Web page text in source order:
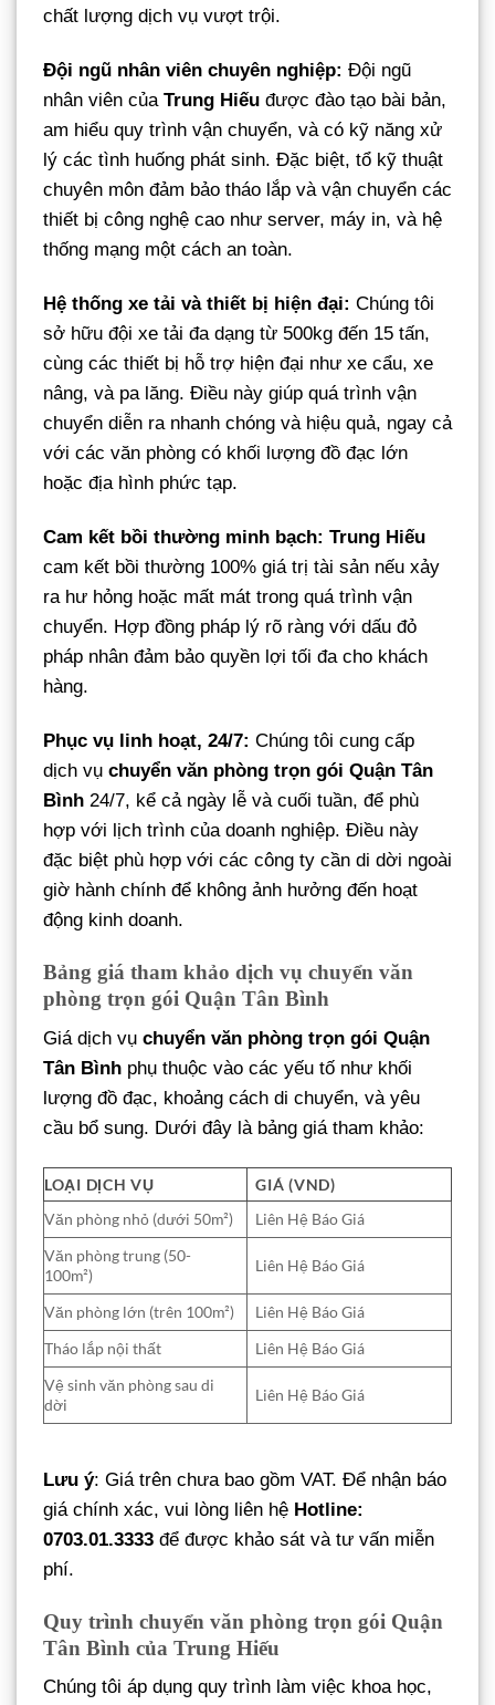
chất lượng dịch vụ vượt trội.
Đội ngũ nhân viên chuyên nghiệp: Đội ngũ
nhân viên của Trung Hiếu được đào tạo bài bản,
am hiểu quy trình vận chuyển, và có kỹ năng xử
lý các tình huống phát sinh. Đặc biệt, tổ kỹ thuật
chuyên môn đảm bảo tháo lắp và vận chuyển các
thiết bị công nghệ cao như server, máy in, và hệ
thống mạng một cách an toàn.
Hệ thống xe tải và thiết bị hiện đại: Chúng tôi
sở hữu đội xe tải đa dạng từ 500kg đến 15 tấn,
cùng các thiết bị hỗ trợ hiện đại như xe cẩu, xe
nâng, và pa lăng. Điều này giúp quá trình vận
chuyển diễn ra nhanh chóng và hiệu quả, ngay cả
với các văn phòng có khối lượng đồ đạc lớn
hoặc địa hình phức tạp.
Cam kết bồi thường minh bạch: Trung Hiếu
cam kết bồi thường 100% giá trị tài sản nếu xảy
ra hư hỏng hoặc mất mát trong quá trình vận
chuyển. Hợp đồng pháp lý rõ ràng với dấu đỏ
pháp nhân đảm bảo quyền lợi tối đa cho khách
hàng.
Phục vụ linh hoạt, 24/7: Chúng tôi cung cấp
dịch vụ chuyển văn phòng trọn gói Quận Tân
Bình 24/7, kể cả ngày lễ và cuối tuần, để phù
hợp với lịch trình của doanh nghiệp. Điều này
đặc biệt phù hợp với các công ty cần di dời ngoài
giờ hành chính để không ảnh hưởng đến hoạt
động kinh doanh.
Bảng giá tham khảo dịch vụ chuyển văn
phòng trọn gói Quận Tân Bình
Giá dịch vụ chuyển văn phòng trọn gói Quận
Tân Bình phụ thuộc vào các yếu tố như khối
lượng đồ đạc, khoảng cách di chuyển, và yêu
cầu bổ sung. Dưới đây là bảng giá tham khảo:
LOẠI DỊCH VỤ
GIÁ (VND)
Văn phòng nhỏ (dưới 50m²)
Liên Hệ Báo Giá
Văn phòng trung (50-
100m²)
Liên Hệ Báo Giá
Văn phòng lớn (trên 100m²)
Liên Hệ Báo Giá
Tháo lắp nội thất
Liên Hệ Báo Giá
Vệ sinh văn phòng sau di
dời
Liên Hệ Báo Giá
Lưu ý: Giá trên chưa bao gồm VAT. Để nhận báo
giá chính xác, vui lòng liên hệ Hotline:
0703.01.3333 để được khảo sát và tư vấn miễn
phí.
Quy trình chuyển văn phòng trọn gói Quận
Tân Bình của Trung Hiếu
Chúng tôi áp dụng quy trình làm việc khoa học,